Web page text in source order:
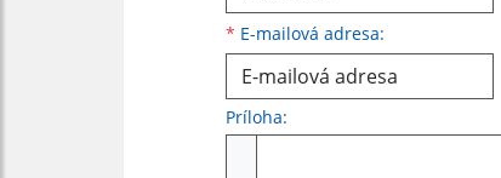
* E-mailová adresa:
Príloha: